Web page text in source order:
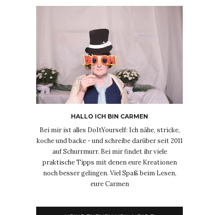
HALLO ICH BIN CARMEN
Bei mir ist alles DoItYourself: Ich nähe, stricke,
koche und backe - und schreibe darüber seit 2011
auf Schurrmurr. Bei mir findet ihr viele
praktische Tipps mit denen eure Kreationen
noch besser gelingen. Viel Spaß beim Lesen,
eure Carmen